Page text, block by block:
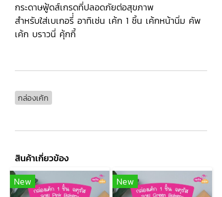
กระดาษฟู้ดส์เกรดที่ปลอดภัยต่อสุขภาพ
สำหรับใส่เบเกอรี่่ อาทิเช่น เค้ก 1 ชิ้น เค้กหน้านิ่ม คัพ
เค้ก บราวนี่ คุ้กกี้
กล่องเค้ก
สินค้าเกี่ยวข้อง
New
New